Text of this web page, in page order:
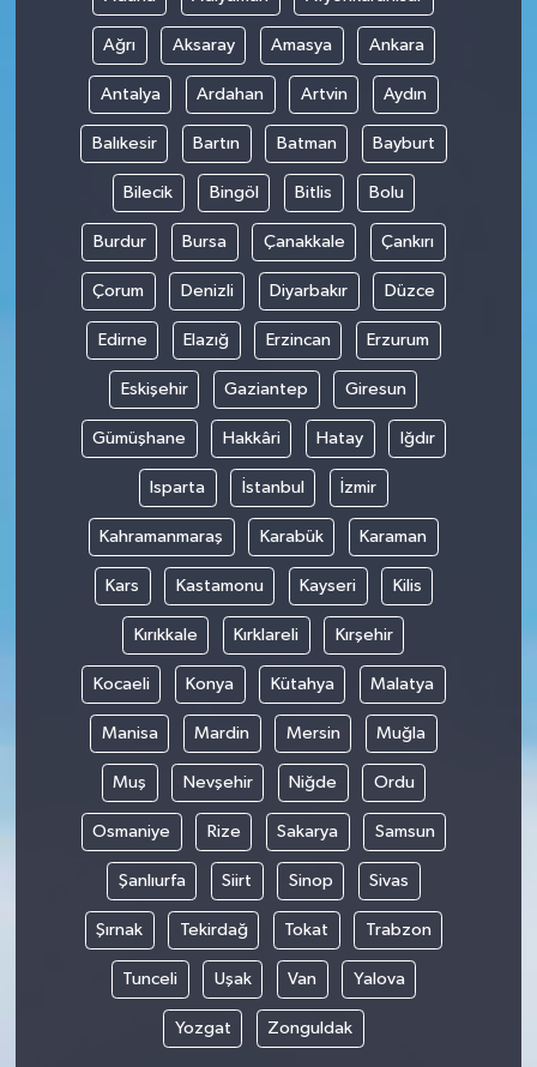
Ağrı Aksaray Amasya Ankara
Antalya Ardahan Artvin Aydın
Balıkesir Bartın Batman Bayburt
Bilecik Bingöl Bitlis Bolu
Burdur Bursa Çanakkale Çankırı
Çorum Denizli Diyarbakır Düzce
Edirne Elazığ Erzincan Erzurum
Eskişehir Gaziantep Giresun
Gümüşhane Hakkâri Hatay Iğdır
Isparta İstanbul İzmir
Kahramanmaraş Karabük Karaman
Kars Kastamonu Kayseri Kilis
Kırıkkale Kırklareli Kırşehir
Kocaeli Konya Kütahya Malatya
Manisa Mardin Mersin Muğla
Muş Nevşehir Niğde Ordu
Osmaniye Rize Sakarya Samsun
Şanlıurfa Siirt Sinop Sivas
Şırnak Tekirdağ Tokat Trabzon
Tunceli Uşak Van Yalova
Yozgat Zonguldak